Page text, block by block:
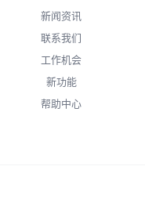
新闻资讯
联系我们
工作机会
新功能
帮助中心